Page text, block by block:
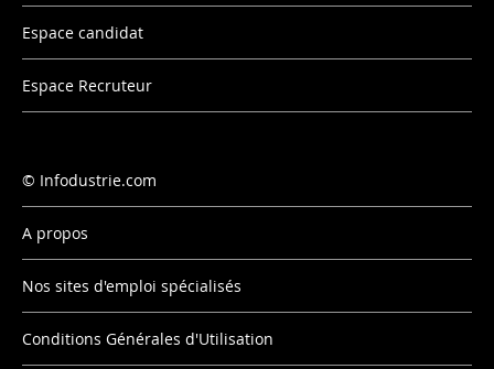
Espace candidat
Espace Recruteur
Infodustrie.com
A propos
Nos sites d'emploi spécialisés
Conditions Générales d'Utilisation